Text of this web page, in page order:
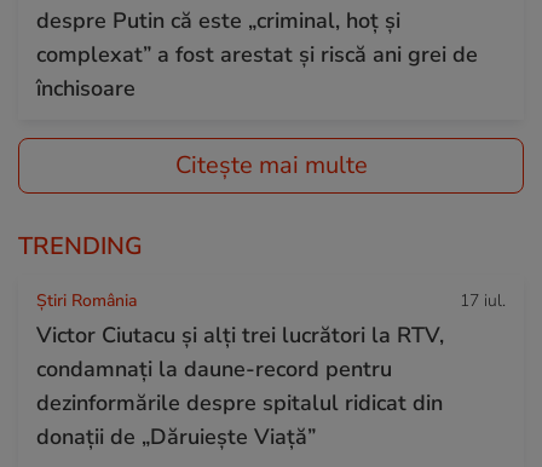
despre Putin că este „criminal, hoț și
complexat” a fost arestat și riscă ani grei de
închisoare
Citește mai multe
TRENDING
Știri România 17 iul.
Victor Ciutacu și alți trei lucrători la RTV,
condamnați la daune-record pentru
dezinformările despre spitalul ridicat din
donații de „Dăruiește Viață”